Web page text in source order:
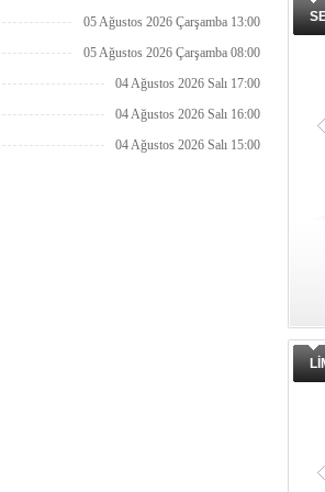
05 Ağustos 2026 Çarşamba 13:00
05 Ağustos 2026 Çarşamba 08:00
04 Ağustos 2026 Salı 17:00
04 Ağustos 2026 Salı 16:00
04 Ağustos 2026 Salı 15:00